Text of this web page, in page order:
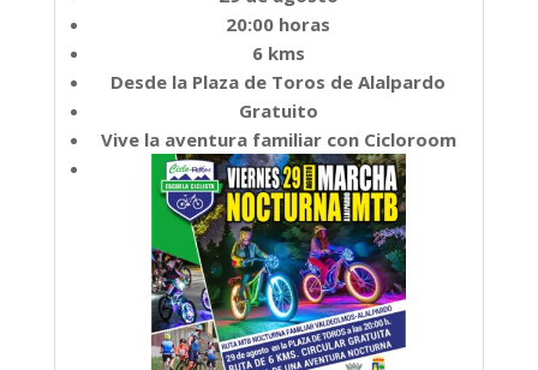
20:00 horas
6 kms
Desde la Plaza de Toros de Alalpardo
Gratuito
Vive la aventura familiar con Cicloroom